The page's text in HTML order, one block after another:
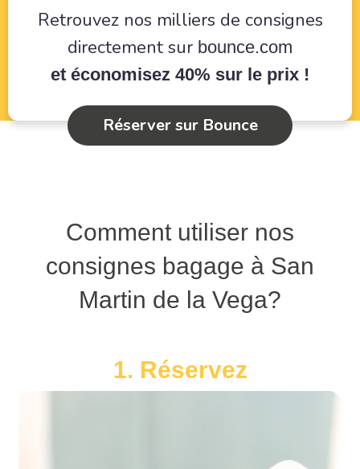
Retrouvez nos milliers de consignes
directement sur bounce.com
et économisez 40% sur le prix !
Réserver sur Bounce
Comment utiliser nos
consignes bagage à San
Martin de la Vega?
1. Réservez